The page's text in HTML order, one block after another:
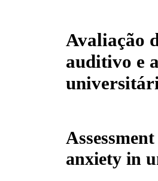
Avaliação
auditivo e
anxiety in